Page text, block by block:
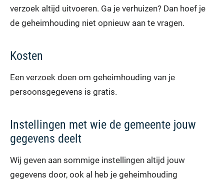
verzoek altijd uitvoeren. Ga je verhuizen? Dan hoef je
de geheimhouding niet opnieuw aan te vragen.
Kosten
Een verzoek doen om geheimhouding van je
persoonsgegevens is gratis.
Instellingen met wie de gemeente jouw
gegevens deelt
Wij geven aan sommige instellingen altijd jouw
gegevens door, ook al heb je geheimhouding